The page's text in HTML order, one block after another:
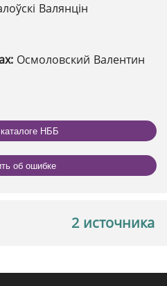
Валянцін
Осмоловский Валентин
НББ
об ошибке
2 источника